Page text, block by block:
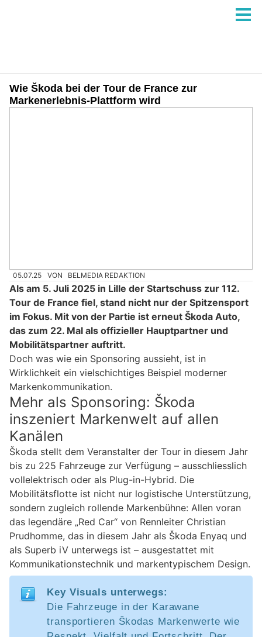
Wie Škoda bei der Tour de France zur
Markenerlebnis-Plattform wird
05.07.25 VON BELMEDIA REDAKTION
Als am 5. Juli 2025 in Lille der Startschuss zur 112.
Tour de France fiel, stand nicht nur der Spitzensport
im Fokus. Mit von der Partie ist erneut Škoda Auto,
das zum 22. Mal als offizieller Hauptpartner und
Mobilitätspartner auftritt.
Doch was wie ein Sponsoring aussieht, ist in
Wirklichkeit ein vielschichtiges Beispiel moderner
Markenkommunikation.
Mehr als Sponsoring: Škoda
inszeniert Markenwelt auf allen
Kanälen
Škoda stellt dem Veranstalter der Tour in diesem Jahr
bis zu 225 Fahrzeuge zur Verfügung – ausschliesslich
vollelektrisch oder als Plug-in-Hybrid. Die
Mobilitätsflotte ist nicht nur logistische Unterstützung,
sondern zugleich rollende Markenbühne: Allen voran
das legendäre „Red Car“ von Rennleiter Christian
Prudhomme, das in diesem Jahr als Škoda Enyaq und
als Superb iV unterwegs ist – ausgestattet mit
Kommunikationstechnik und markentypischem Design.
Key Visuals unterwegs:
Die Fahrzeuge in der Karawane
transportieren Škodas Markenwerte wie